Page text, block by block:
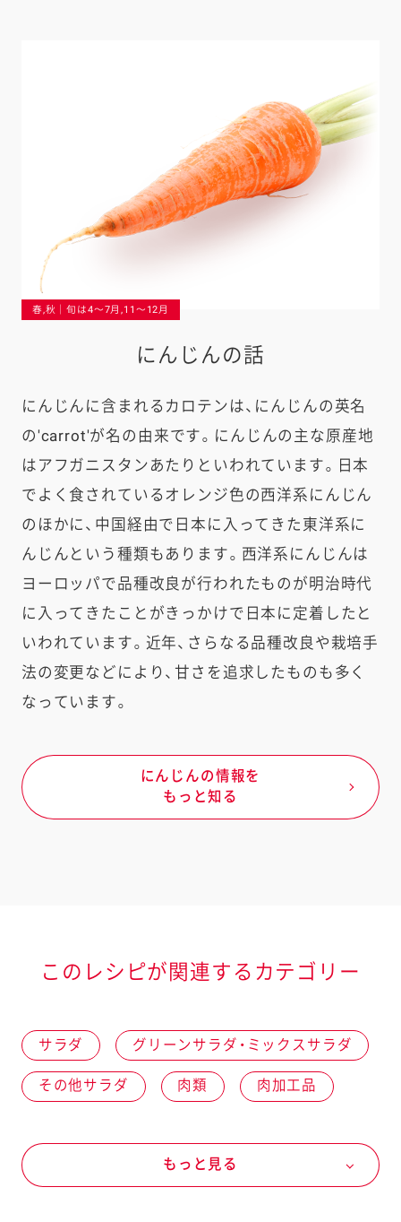
春,秋｜旬は4〜7月,11〜12月
にんじんの話
にんじんに含まれるカロテンは、にんじんの英名
の'carrot'が名の由来です。にんじんの主な原産地
はアフガニスタンあたりといわれています。日本
でよく食されているオレンジ色の西洋系にんじん
のほかに、中国経由で日本に入ってきた東洋系に
んじんという種類もあります。西洋系にんじんは
ヨーロッパで品種改良が行われたものが明治時代
に入ってきたことがきっかけで日本に定着したと
いわれています。近年、さらなる品種改良や栽培手
法の変更などにより、甘さを追求したものも多く
なっています。
にんじんの情報を
もっと知る
このレシピが関連するカテゴリー
サラダ グリーンサラダ・ミックスサラダ
その他サラダ 肉類 肉加工品
ラディッシュ
もっと見る